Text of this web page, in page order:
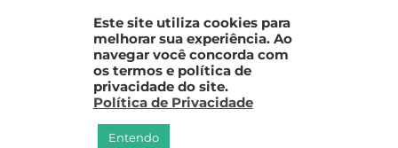
Este site utiliza cookies para
melhorar sua experiência. Ao
navegar você concorda com
os termos e política de
privacidade do site.
Política de Privacidade
Entendo